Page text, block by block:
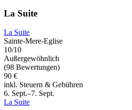
La Suite
La Suite
Sainte-Mere-Eglise
10/10
Außergewöhnlich
(98 Bewertungen)
90 €
inkl. Steuern & Gebühren
6. Sept.–7. Sept.
La Suite